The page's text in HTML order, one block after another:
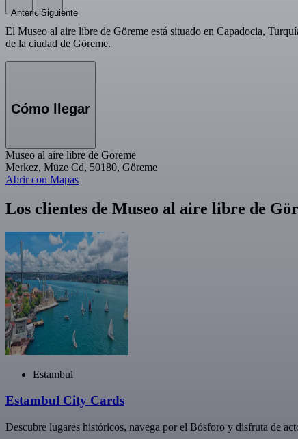
AnteriorSiguiente
El Museo al aire libre de Göreme está situado en Capadocia,
de la ciudad de Göreme.
Cómo llegar
Museo al aire libre de Göreme
Merkez, Müze Cd, 50180, Göreme
Abrir con Mapas
Los clientes de Museo al aire libre de
Estambul
Estambul City Cards
Descubre lugares históricos, navega por el Bósforo y disfruta de